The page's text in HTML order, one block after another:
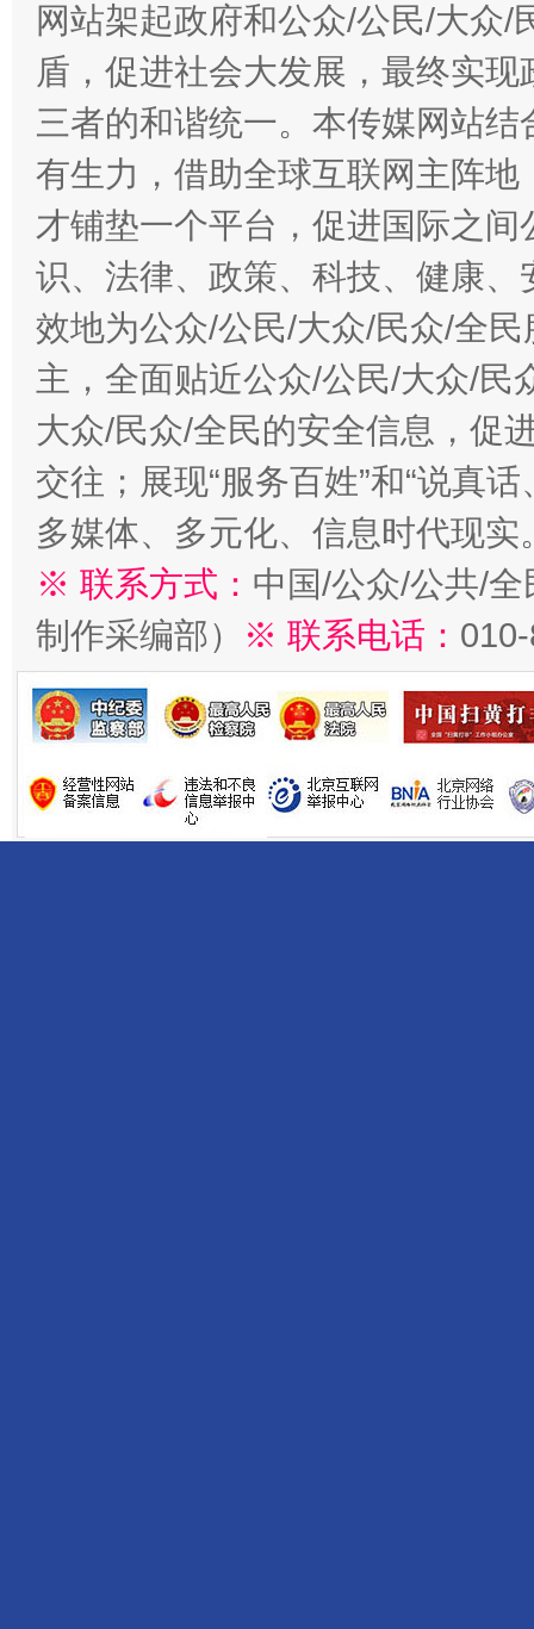
网站架起政府和公众/公民/大众
盾，促进社会大发展，最终实
三者的和谐统一。本传媒网站
有生力，借助全球互联网主阵
才铺垫一个平台，促进国际之
识、法律、政策、科技、健康
效地为公众/公民/大众/民众/全
主，全面贴近公众/公民/大众/民
大众/民众/全民的安全信息，促
交往；展现“服务百姓”和“说真
多媒体、多元化、信息时代现实
※ 联系方式： 中国/公众/公共/
制作采编部）
※ 联系电话：